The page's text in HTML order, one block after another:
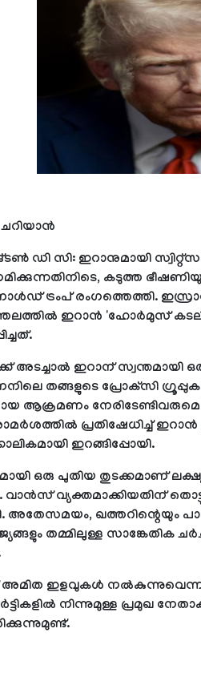
ഡി സി: ഇറാനുമായി
കടുത്ത
ട്രംപ് രംഗത്തെത്തി.
ഇറാന്‍ 'ഹോര്‍മുസ്
അടച്ചാല്‍ ഇറാന് സ്വന്തമായി
തങ്ങളുടെ പ്രോക്‌സി
ആക്രമണം
പ്രതിഷേധിച്ച് ഇറാന്‍
ഇറങ്ങിപ്പോയി.
ഒരു പുതിയ തുടക്കമാണ്
വാന്‍സ് വ്യക്തമാക്കിയതിന്
അതേസമയം, ഖത്തറിന്റെയും
തമ്മിലുള്ള സാങ്കേതിക
ഇളവുകള്‍ നല്‍കുന്നുവെന്ന്
നിന്നുമുള്ള പ്രമുഖ